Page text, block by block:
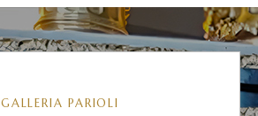
GALLERIA PARIOLI